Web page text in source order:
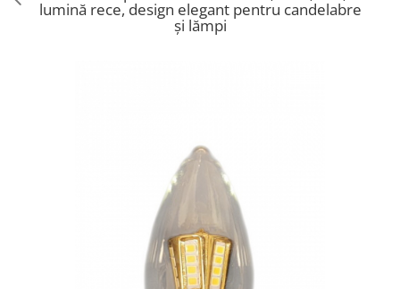
Modul Led pentru aplica
Tub Neon Fluorescent (Clasic)
lumină rece, design elegant pentru candelabre
și lămpi